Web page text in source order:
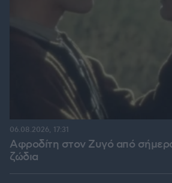
Αφροδίτη στον Ζυγό από
ζώδια
06.08.2026, 17:31